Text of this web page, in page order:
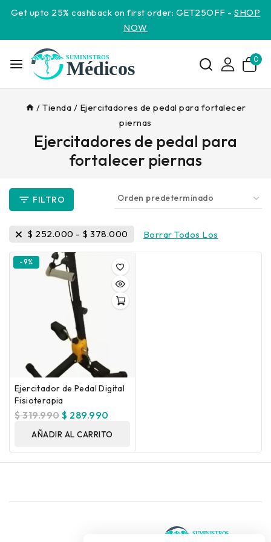
Get upto 25% cashback on first order: GET25OFF -SHOP
NOW
0
/ Tienda / Ejercitadores de pedal para fortalecer
piernas
Ejercitadores de pedal para
fortalecer piernas
FILTRO
$ 252.000 - $ 378.000 Borrar Todos Los
-9%
Ejercitador de Pedal Digital
Fisioterapia
$319.990$ 289.990
AÑADIR AL CARRITO